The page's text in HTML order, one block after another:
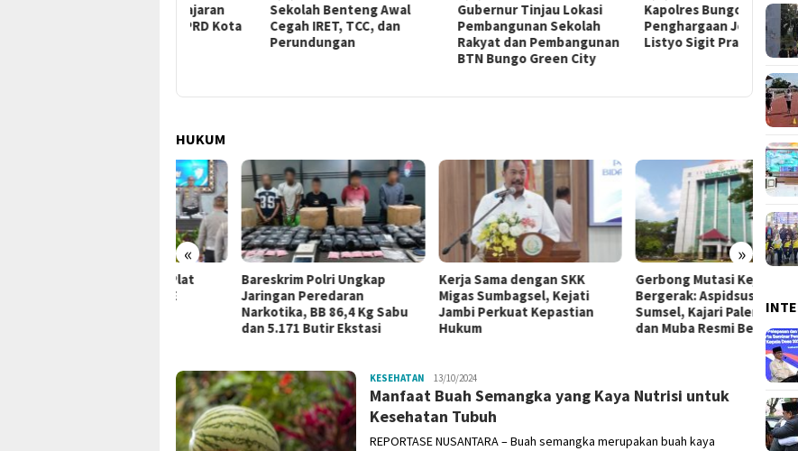
Sekolah Benteng Awal
Cegah IRET, TCC, dan
Perundungan
Gubernur Tinjau Lokasi
Pembangunan Sekolah
Rakyat dan Pembangunan
BTN Bungo Green City
Kapolres Bungo Terima
Penghargaan Jenderal
Listyo Sigit Prabowo
HUKUM
« »
Bareskrim Polri Ungkap
Jaringan Peredaran
Narkotika, BB 86,4 Kg Sabu
dan 5.171 Butir Ekstasi
Kerja Sama dengan SKK
Migas Sumbagsel, Kejati
Jambi Perkuat Kepastian
Hukum
Gerbong Mutasi Kejaksaan
Bergerak: Aspidsus Kejati
Sumsel, Kajari Palembang,
dan Muba Resmi Berganti
KESEHATAN Admin
13/10/2024
Manfaat Buah Semangka yang Kaya Nutrisi untuk
Kesehatan Tubuh
REPORTASE NUSANTARA – Buah semangka merupakan buah kaya